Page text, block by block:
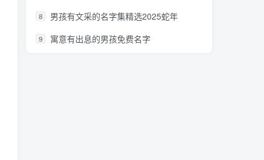
8 男孩有文采的名字集精选2025蛇年
9 寓意有出息的男孩免费名字